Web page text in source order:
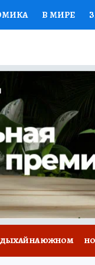
В МИРЕ
ПРОЕКТЫ
ЖЕНСКИЕ
ДЕФИЦИТ
У НАС ГИД
НА ЮЖНОМ